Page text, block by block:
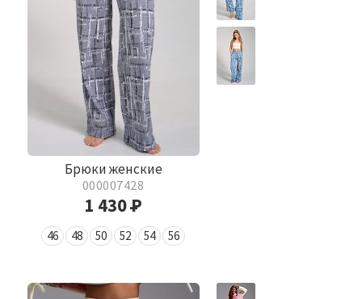
Брюки женские
000007428
1 430Р
46 48 50 52 54 56